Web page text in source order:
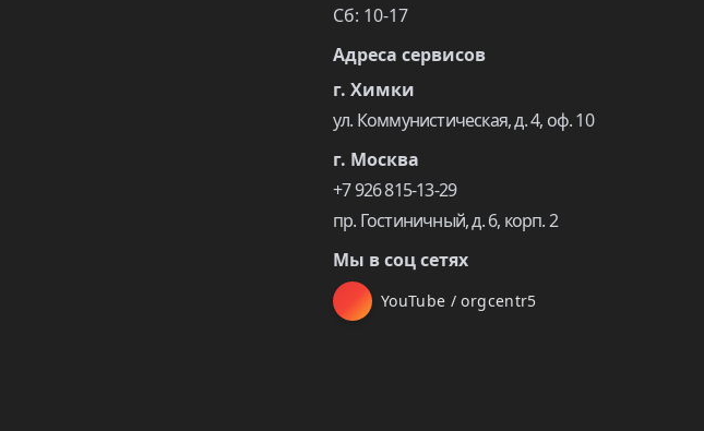
Сб: 10-17
Адреса сервисов
г. Химки
ул. Коммунистическая, д. 4, оф. 10
г. Москва
+7 926 815-13-29
пр. Гостиничный, д. 6, корп. 2
Мы в соц сетях
YouTube / orgcentr5